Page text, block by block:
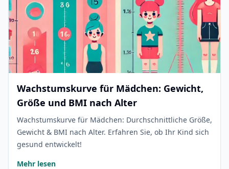
Wachstumskurve für Mädchen: Gewicht,
Größe und BMI nach Alter
Wachstumskurve für Mädchen: Durchschnittliche Größe,
Gewicht & BMI nach Alter. Erfahren Sie, ob Ihr Kind sich
gesund entwickelt!
Mehr lesen